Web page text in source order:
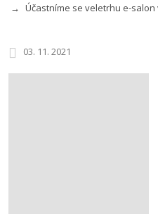
Účastníme se veletrhu e-salon
03. 11. 2021